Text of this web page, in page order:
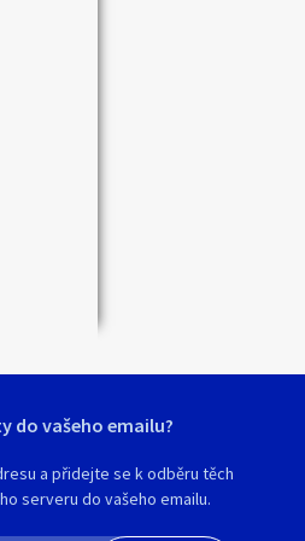
do vašeho emailu?
a přidejte se k odběru těch
serveru do vašeho emailu.